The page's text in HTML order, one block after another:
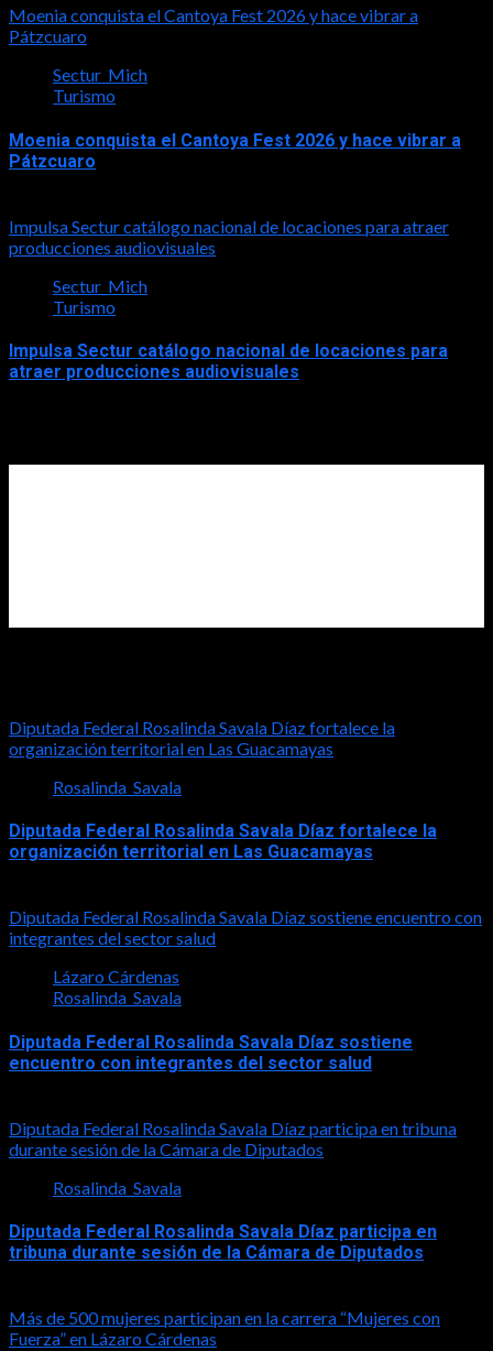
Moenia conquista el Cantoya Fest 2026 y hace vibrar a
Pátzcuaro
Sectur_Mich
Turismo
Moenia conquista el Cantoya Fest 2026 y hace vibrar a
Pátzcuaro
Impulsa Sectur catálogo nacional de locaciones para atraer
producciones audiovisuales
Sectur_Mich
Turismo
Impulsa Sectur catálogo nacional de locaciones para
atraer producciones audiovisuales
Diputada Federal Rosalinda Savala Díaz fortalece la
organización territorial en Las Guacamayas
Rosalinda_Savala
Diputada Federal Rosalinda Savala Díaz fortalece la
organización territorial en Las Guacamayas
Diputada Federal Rosalinda Savala Díaz sostiene encuentro con
integrantes del sector salud
Lázaro Cárdenas
Rosalinda_Savala
Diputada Federal Rosalinda Savala Díaz sostiene
encuentro con integrantes del sector salud
Diputada Federal Rosalinda Savala Díaz participa en tribuna
durante sesión de la Cámara de Diputados
Rosalinda_Savala
Diputada Federal Rosalinda Savala Díaz participa en
tribuna durante sesión de la Cámara de Diputados
Más de 500 mujeres participan en la carrera “Mujeres con
Fuerza” en Lázaro Cárdenas